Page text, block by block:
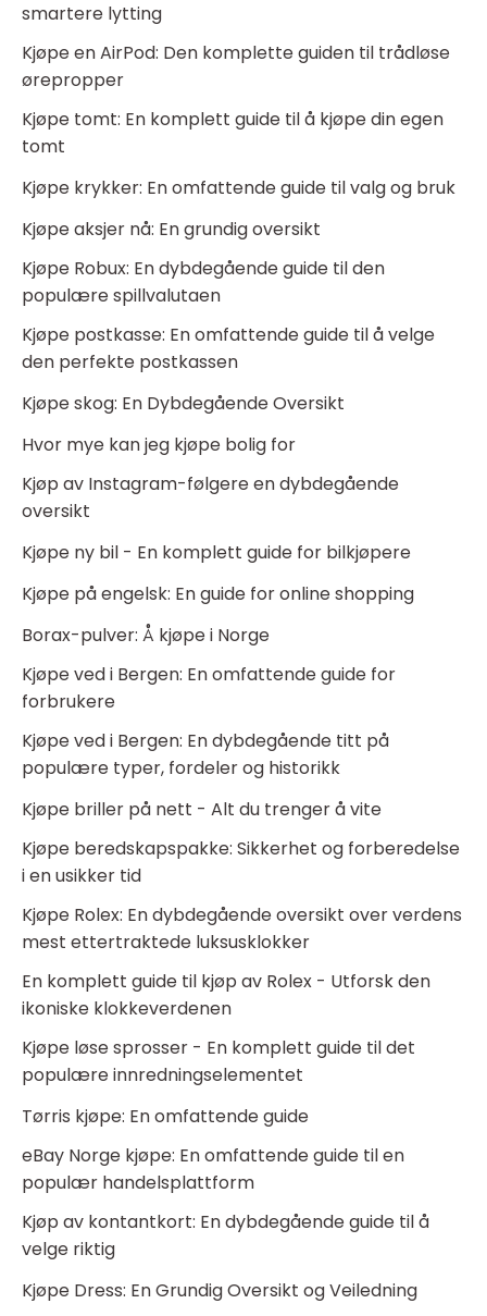
smartere lytting
Kjøpe en AirPod: Den komplette guiden til trådløse
ørepropper
Kjøpe tomt: En komplett guide til å kjøpe din egen
tomt
Kjøpe krykker: En omfattende guide til valg og bruk
Kjøpe aksjer nå: En grundig oversikt
Kjøpe Robux: En dybdegående guide til den
populære spillvalutaen
Kjøpe postkasse: En omfattende guide til å velge
den perfekte postkassen
Kjøpe skog: En Dybdegående Oversikt
Hvor mye kan jeg kjøpe bolig for
Kjøp av Instagram-følgere en dybdegående
oversikt
Kjøpe ny bil - En komplett guide for bilkjøpere
Kjøpe på engelsk: En guide for online shopping
Borax-pulver: Å kjøpe i Norge
Kjøpe ved i Bergen: En omfattende guide for
forbrukere
Kjøpe ved i Bergen: En dybdegående titt på
populære typer, fordeler og historikk
Kjøpe briller på nett - Alt du trenger å vite
Kjøpe beredskapspakke: Sikkerhet og forberedelse
i en usikker tid
Kjøpe Rolex: En dybdegående oversikt over verdens
mest ettertraktede luksusklokker
En komplett guide til kjøp av Rolex - Utforsk den
ikoniske klokkeverdenen
Kjøpe løse sprosser - En komplett guide til det
populære innredningselementet
Tørris kjøpe: En omfattende guide
eBay Norge kjøpe: En omfattende guide til en
populær handelsplattform
Kjøp av kontantkort: En dybdegående guide til å
velge riktig
Kjøpe Dress: En Grundig Oversikt og Veiledning